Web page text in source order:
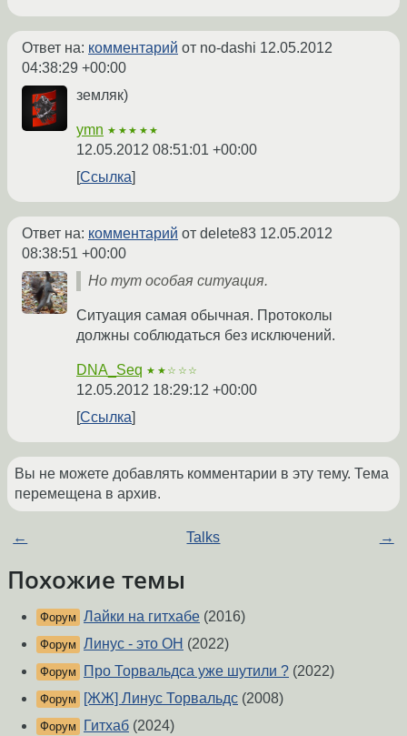
Ответ на: комментарий от no-dashi 12.05.2012
04:38:29 +00:00
земляк)
ymn ★★★★★
12.05.2012 08:51:01 +00:00
Ссылка
Ответ на: комментарий от delete83 12.05.2012
08:38:51 +00:00
Но тут особая ситуация.
Ситуация самая обычная. Протоколы
должны соблюдаться без исключений.
DNA_Seq ★★☆☆☆
12.05.2012 18:29:12 +00:00
Ссылка
Вы не можете добавлять комментарии в эту тему. Тема
перемещена в архив.
← Talks →
Похожие темы
Форум Лайки на гитхабе (2016)
Форум Линус - это ОН (2022)
Форум Про Торвальдса уже шутили ? (2022)
Форум [ЖЖ] Линус Торвальдс (2008)
Форум Гитхаб (2024)